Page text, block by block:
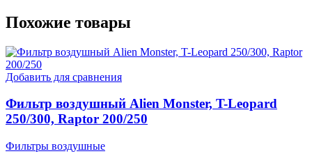
Похожие товары
Добавить для сравнения
Фильтр воздушный Alien Monster, T-Leopard
250/300, Raptor 200/250
Фильтры воздушные